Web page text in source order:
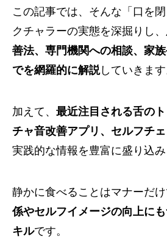
この記事では、そんな「口を閉
クチャラーの実態を深掘りし、
善法、専門機関への相談、家
でを網羅的に解説していきます
加えて、 最近注目される舌の
チャ音改善アプリ、セルフチ
実践的な情報を豊富に盛り込み
静かに食べることはマナーだけ
係やセルフイメージの向上に
キルです。